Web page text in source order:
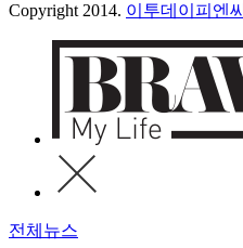
Copyright 2014. 이투데이피엔씨
전체뉴스